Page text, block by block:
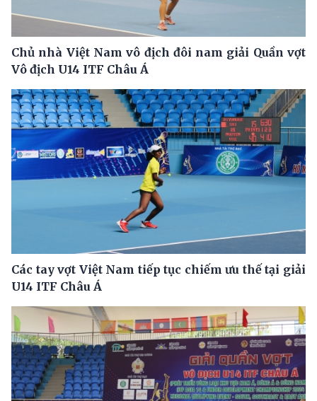
Chủ nhà Việt Nam vô địch đôi nam giải Quần vợt
Vô địch U14 ITF Châu Á
Các tay vợt Việt Nam tiếp tục chiếm ưu thế tại giải
U14 ITF Châu Á